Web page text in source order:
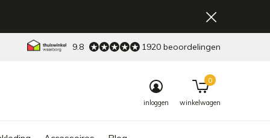
inloggen winkelwagen
0
9.8 1920 beoordelingen